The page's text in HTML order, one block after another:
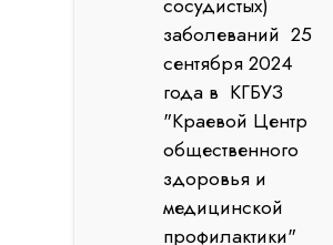
заболеваний 25
сентября 2024
года в КГБУЗ
"Краевой Центр
общественного
здоровья и
медицинской
профилактики"